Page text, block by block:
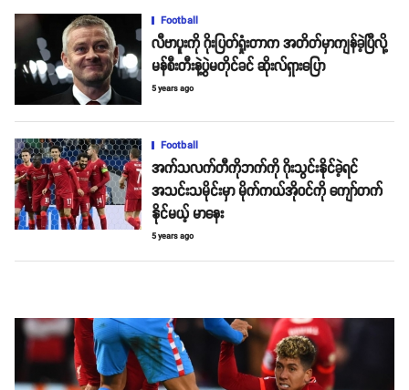
Football
လီဗာပူးကို ဂိုးပြတ်ရှုံးတာက အတိတ်မှာကျန်ခဲ့ပြီလို့
မန်စီးတီးနဲ့ပွဲမတိုင်ခင် ဆိုးလ်ရှားပြော
5 years ago
Football
အက်သလက်တီကိုဘက်ကို ဂိုးသွင်းနိုင်ခဲ့ရင်
အသင်းသမိုင်းမှာ မိုက်ကယ်အိုဝင်ကို ကျော်တက်
နိုင်မယ့် မာနေး
5 years ago